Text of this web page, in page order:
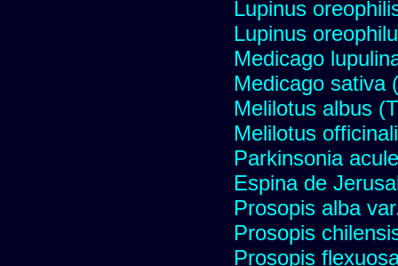
Lupinus
Lupinus
Medicago
Medicago sativa
Melilotus albus
Melilotus
Parkinsonia
Espina de
Prosopis alba
Prosopis
Prosopis